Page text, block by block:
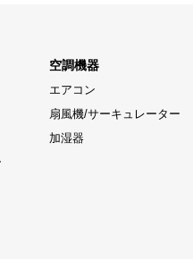
空調機器
エアコン
扇風機/サーキュレーター
加湿器